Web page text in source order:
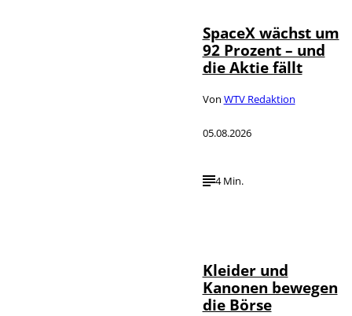
SpaceX wächst um
92 Prozent – und
die Aktie fällt
Von WTV Redaktion
05.08.2026
4 Min.
Kleider und
Kanonen bewegen
die Börse